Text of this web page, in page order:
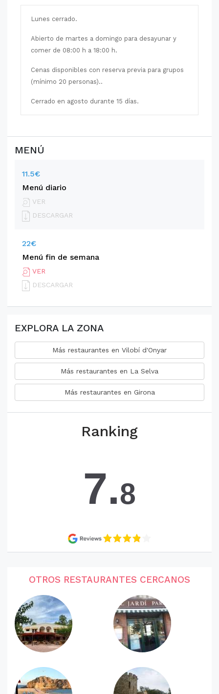
Lunes cerrado.
Abierto de martes a domingo para desayunar y
comer de 08:00 h a 18:00 h.
Cenas disponibles con reserva previa para grupos
(mínimo 20 personas)..
Cerrado en agosto durante 15 días.
MENÚ
11.5€
Menú diario
VER
DESCARGAR
22€
Menú fin de semana
VER
DESCARGAR
EXPLORA LA ZONA
Más restaurantes en Vilobí d'Onyar
Más restaurantes en La Selva
Más restaurantes en Girona
Ranking
7.8
OTROS RESTAURANTES CERCANOS